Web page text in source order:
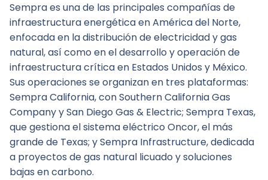
Sempra es una de las principales compañías de
infraestructura energética en América del Norte,
enfocada en la distribución de electricidad y gas
natural, así como en el desarrollo y operación de
infraestructura crítica en Estados Unidos y México.
Sus operaciones se organizan en tres plataformas:
Sempra California, con Southern California Gas
Company y San Diego Gas & Electric; Sempra Texas,
que gestiona el sistema eléctrico Oncor, el más
grande de Texas; y Sempra Infrastructure, dedicada
a proyectos de gas natural licuado y soluciones
bajas en carbono.